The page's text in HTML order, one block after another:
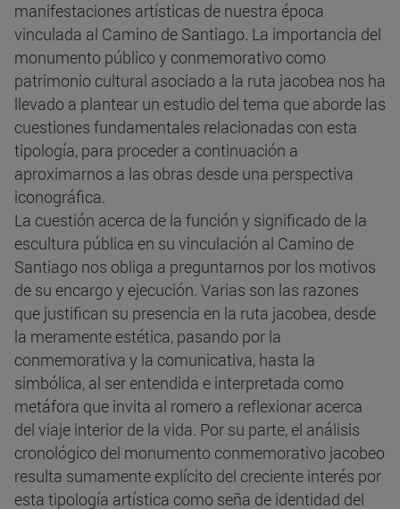
manifestaciones artísticas de nuestra época
vinculada al Camino de Santiago. La importancia del
monumento público y conmemorativo como
patrimonio cultural asociado a la ruta jacobea nos ha
llevado a plantear un estudio del tema que aborde las
cuestiones fundamentales relacionadas con esta
tipología, para proceder a continuación a
aproximarnos a las obras desde una perspectiva
iconográfica.
La cuestión acerca de la función y significado de la
escultura pública en su vinculación al Camino de
Santiago nos obliga a preguntarnos por los motivos
de su encargo y ejecución. Varias son las razones
que justifican su presencia en la ruta jacobea, desde
la meramente estética, pasando por la
conmemorativa y la comunicativa, hasta la
simbólica, al ser entendida e interpretada como
metáfora que invita al romero a reflexionar acerca
del viaje interior de la vida. Por su parte, el análisis
cronológico del monumento conmemorativo jacobeo
resulta sumamente explícito del creciente interés por
esta tipología artística como seña de identidad del